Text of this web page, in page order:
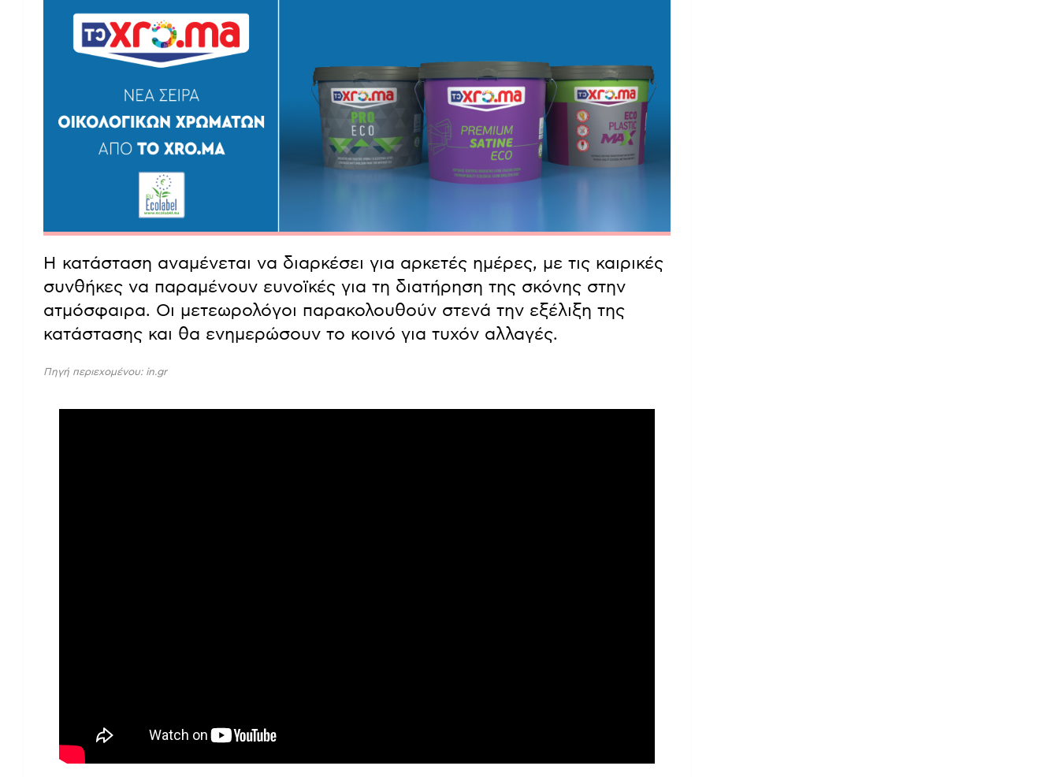
Η κατάσταση αναμένεται να διαρκέσει για αρκετές ημέρες, με τις καιρικές
συνθήκες να παραμένουν ευνοϊκές για τη διατήρηση της σκόνης στην
ατμόσφαιρα. Οι μετεωρολόγοι παρακολουθούν στενά την εξέλιξη της
κατάστασης και θα ενημερώσουν το κοινό για τυχόν αλλαγές.
Πηγή περιεχομένου: in.gr